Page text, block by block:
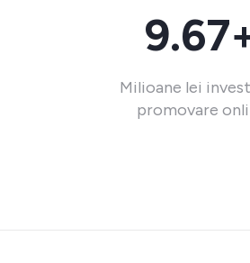
Milioane lei
promovare